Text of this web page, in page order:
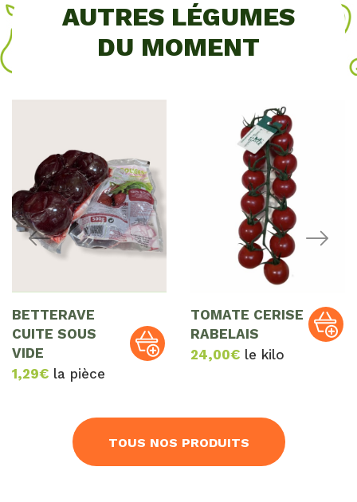
AUTRES LÉGUMES
DU MOMENT
BETTERAVE
CUITE SOUS
VIDE
1,29€ la pièce
TOMATE CERISE
RABELAIS
24,00€ le kilo
TOUS NOS PRODUITS